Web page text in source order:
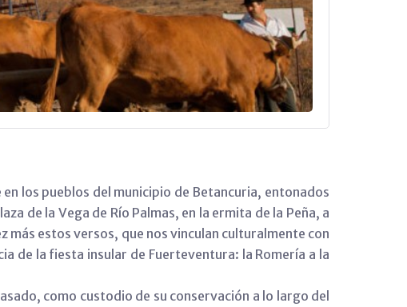
los pueblos del municipio de Betancuria, entonados
de la Vega de Río Palmas, en la ermita de la Peña, a
más estos versos, que nos vinculan culturalmente con
de la fiesta insular de Fuerteventura: la Romería a la
como custodio de su conservación a lo largo del